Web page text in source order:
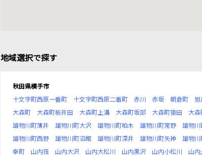
地域選択で探す
秋田県横手市
十文字町西原一番町
十文字町西原二番町 赤川 赤坂 朝倉町 旭
大森町
大森町板井田 大森町上溝 大森町坂部 大森町猿田 大
雄物川町薄井
雄物川町大沢 雄物川町柏木 雄物川町常野 雄物川
雄物川町西野
雄物川町沼館 雄物川町深井 雄物川町矢神 雄物川
幸町
山内筏 山内大沢 山内大松川 山内黒沢 山内小松川 山内